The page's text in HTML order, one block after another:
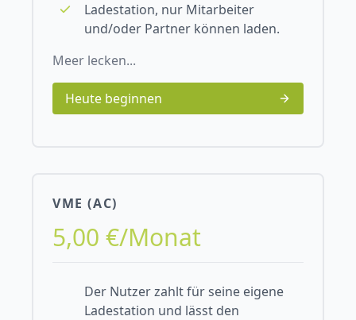
Ladestation, nur Mitarbeiter
und/oder Partner können laden.
Meer lecken...
Heute beginnen
VME (AC)
5,00 €/Monat
Der Nutzer zahlt für seine eigene
Ladestation und lässt den